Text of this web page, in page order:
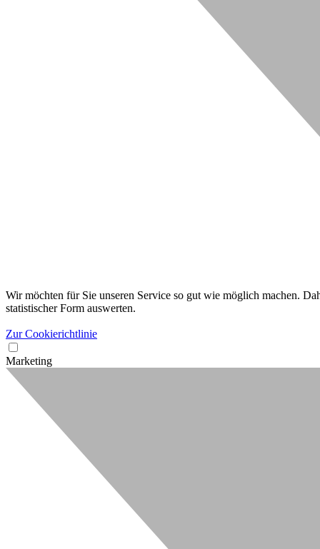
Wir möchten für Sie unseren Service so gut wie möglich machen.
statistischer Form auswerten.
Zur Cookierichtlinie
Marketing